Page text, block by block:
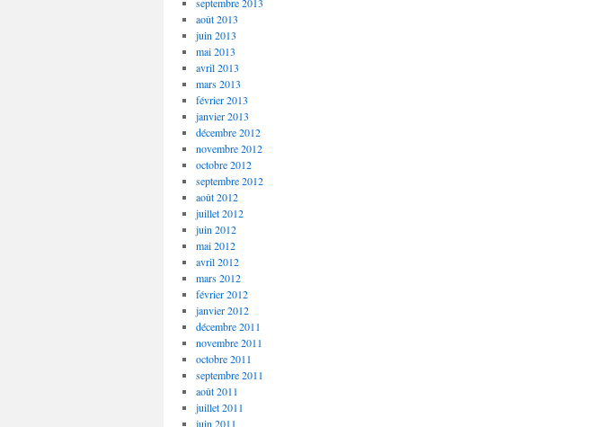
août 2013
juin 2013
mai 2013
avril 2013
mars 2013
février 2013
janvier 2013
décembre 2012
novembre 2012
octobre 2012
septembre 2012
août 2012
juillet 2012
juin 2012
mai 2012
avril 2012
mars 2012
février 2012
janvier 2012
décembre 2011
novembre 2011
octobre 2011
septembre 2011
août 2011
juillet 2011
juin 2011